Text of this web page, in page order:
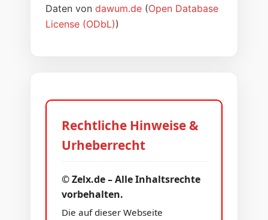
Daten vondawum.de (Open Database
License (ODbL))
Rechtliche Hinweise &
Urheberrecht
© Zelx.de – Alle Inhaltsrechte
vorbehalten.
Die auf dieser Webseite